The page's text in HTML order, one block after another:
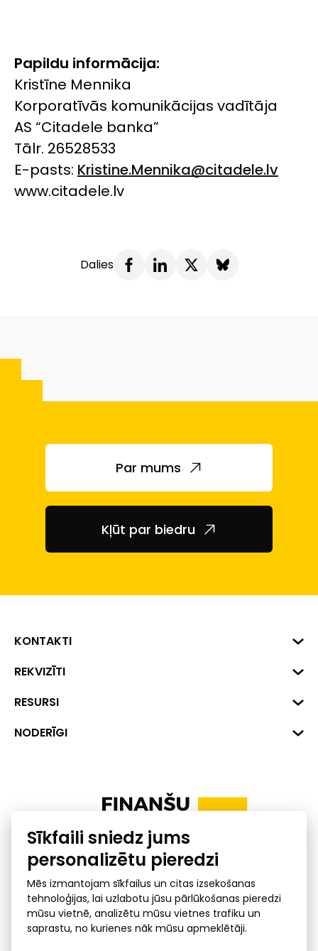
Papildu informācija:
Kristīne Mennika
Korporatīvās komunikācijas vadītāja
AS “Citadele banka”
Tālr. 26528533
E-pasts: Kristine.Mennika@citadele.lv
www.citadele.lv
Dalies
Par mums
Kļūt par biedru
KONTAKTI
Biznesa centrs "VERDE" Roberta
1045
+371 287 18175
REKVIZĪTI
Reģ. Nr. 40008002175
Banka: SEB Banka
RESURSI
Dati
Uzņēmumu kredītspējas kalkulators
NODERĪGI
Ombuds
Sīkfaili sniedz jums
personalizētu pieredzi
Mēs izmantojam sīkfailus un citas izsekošanas
tehnoloģijas, lai uzlabotu jūsu pārlūkošanas pieredzi
mūsu vietnē, analizētu mūsu vietnes trafiku un
saprastu, no kurienes nāk mūsu apmeklētāji.